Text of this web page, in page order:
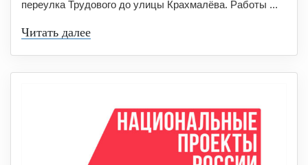
переулка Трудового до улицы Крахмалёва. Работы ...
Читать далее